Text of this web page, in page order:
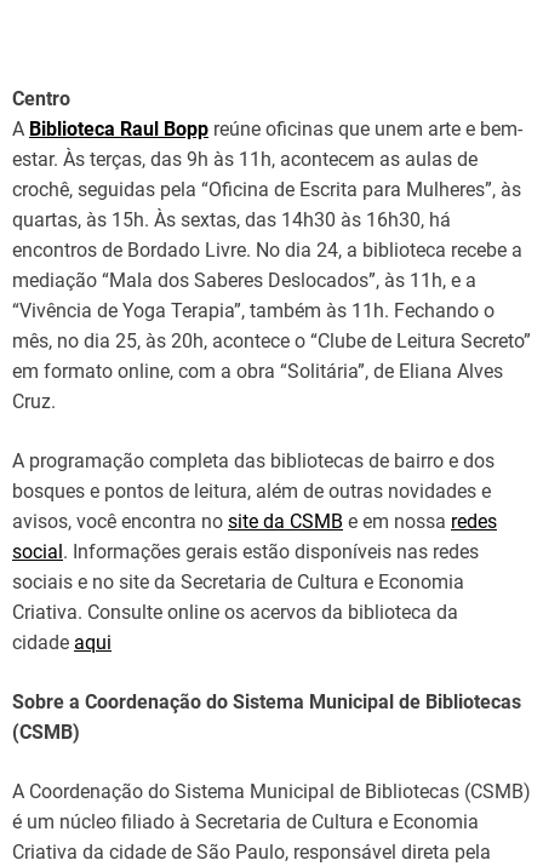
Centro
A Biblioteca Raul Bopp reúne oficinas que unem arte e bem-
estar. Às terças, das 9h às 11h, acontecem as aulas de
crochê, seguidas pela “Oficina de Escrita para Mulheres”, às
quartas, às 15h. Às sextas, das 14h30 às 16h30, há
encontros de Bordado Livre. No dia 24, a biblioteca recebe a
mediação “Mala dos Saberes Deslocados”, às 11h, e a
“Vivência de Yoga Terapia”, também às 11h. Fechando o
mês, no dia 25, às 20h, acontece o “Clube de Leitura Secreto”
em formato online, com a obra “Solitária”, de Eliana Alves
Cruz.
A programação completa das bibliotecas de bairro e dos
bosques e pontos de leitura, além de outras novidades e
avisos, você encontra no site da CSMB e em nossa redes
social. Informações gerais estão disponíveis nas redes
sociais e no site da Secretaria de Cultura e Economia
Criativa. Consulte online os acervos da biblioteca da
cidade aqui
Sobre a Coordenação do Sistema Municipal de Bibliotecas
(CSMB)
A Coordenação do Sistema Municipal de Bibliotecas (CSMB)
é um núcleo filiado à Secretaria de Cultura e Economia
Criativa da cidade de São Paulo, responsável direta pela